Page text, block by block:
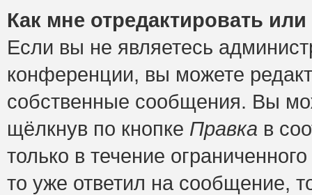
Как мне отредактировать
Если вы не являетесь
конференции, вы можете
собственные сообщения. Вы
щёлкнув по кнопке Правка в
только в течение
то уже ответил на сообщение,